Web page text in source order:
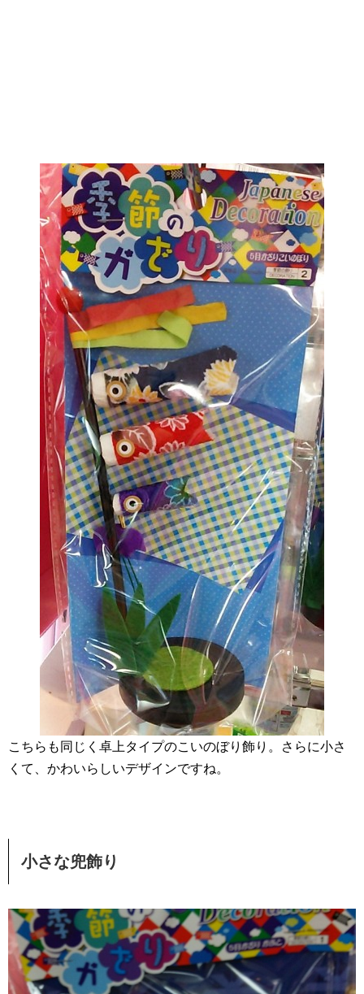
こちらも同じく卓上タイプのこいのぼり飾り。さらに小さ
くて、かわいらしいデザインですね。
小さな兜飾り